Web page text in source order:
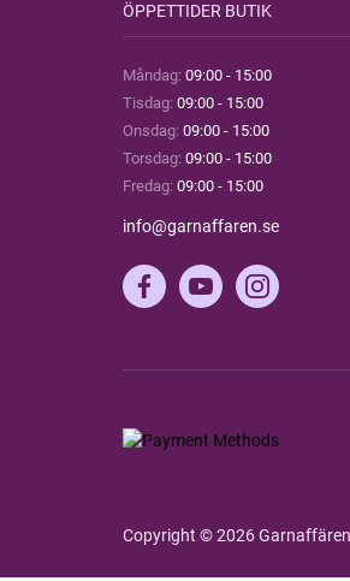
ÖPPETTIDER BUTIK
Måndag: 09:00 - 15:00
Tisdag: 09:00 - 15:00
Onsdag: 09:00 - 15:00
Torsdag: 09:00 - 15:00
Fredag: 09:00 - 15:00
info@garnaffaren.se
Copyright © 2026